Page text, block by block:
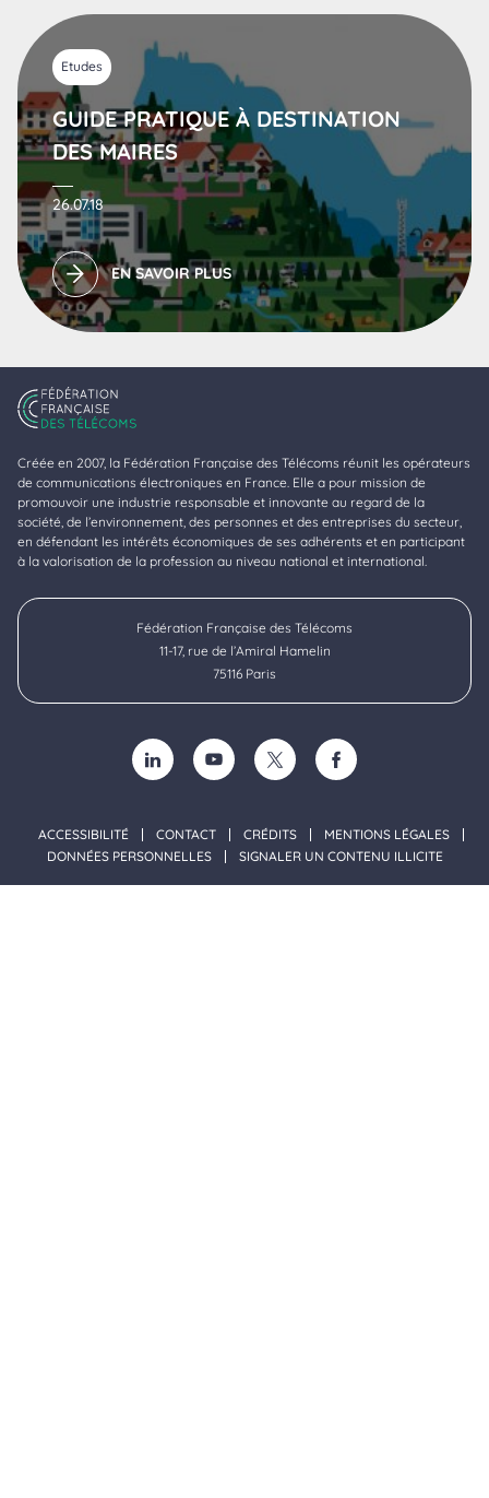
Etudes
GUIDE PRATIQUE À DESTINATION
DES MAIRES
26.07.18
EN SAVOIR PLUS
Créée en 2007, la Fédération Française des Télécoms réunit les opérateurs
de communications électroniques en France. Elle a pour mission de
promouvoir une industrie responsable et innovante au regard de la
société, de l’environnement, des personnes et des entreprises du secteur,
en défendant les intérêts économiques de ses adhérents et en participant
à la valorisation de la profession au niveau national et international.
Fédération Française des Télécoms
11-17, rue de l’Amiral Hamelin
75116 Paris
SUIVEZ-NOUS SUR LINKEDIN (NOUVELLE FENÊTRE)
SUIVEZ-NOUS SUR YOUTUBE (NOUVELLE
SUIVEZ-NOUS SUR TWITTER
SUIVEZ-NOUS SUR
ACCESSIBILITÉ CONTACT CRÉDITS
MENTIONS LÉGALES
DONNÉES PERSONNELLES
SIGNALER UN CONTENU ILLICITE